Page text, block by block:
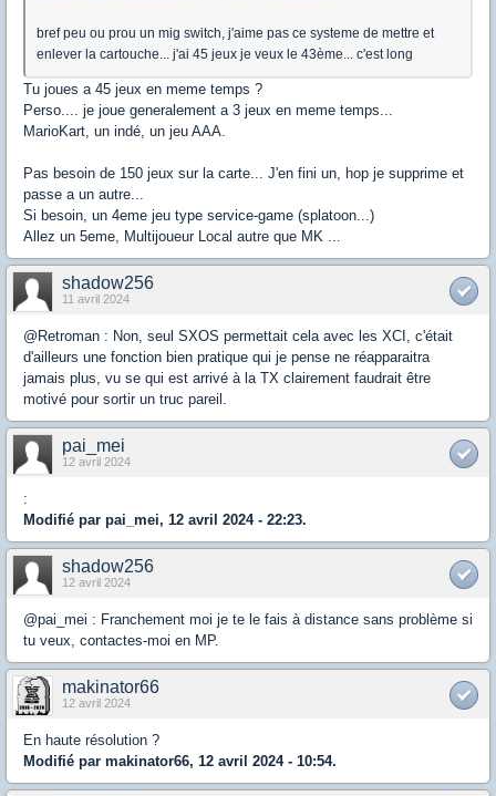
bref peu ou prou un mig switch, j'aime pas ce systeme de mettre et
enlever la cartouche... j'ai 45 jeux je veux le 43ème... c'est long
Tu joues a 45 jeux en meme temps ?
Perso.... je joue generalement a 3 jeux en meme temps...
MarioKart, un indé, un jeu AAA.
Pas besoin de 150 jeux sur la carte... J'en fini un, hop je supprime et
passe a un autre...
Si besoin, un 4eme jeu type service-game (splatoon...)
Allez un 5eme, Multijoueur Local autre que MK ...
shadow256
11 avril 2024
@Retroman : Non, seul SXOS permettait cela avec les XCI, c'était
d'ailleurs une fonction bien pratique qui je pense ne réapparaitra
jamais plus, vu se qui est arrivé à la TX clairement faudrait être
motivé pour sortir un truc pareil.
pai_mei
12 avril 2024
:
Modifié par pai_mei, 12 avril 2024 - 22:23.
shadow256
12 avril 2024
@pai_mei : Franchement moi je te le fais à distance sans problème si
tu veux, contactes-moi en MP.
makinator66
12 avril 2024
En haute résolution ?
Modifié par makinator66, 12 avril 2024 - 10:54.